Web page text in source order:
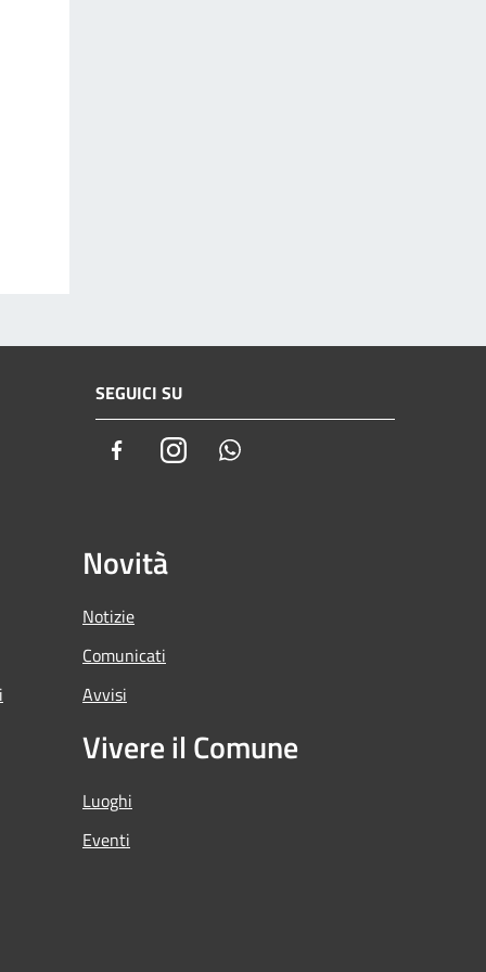
SEGUICI SU
FacebookInstagram
Novità
Notizie
Comunicati
Avvisi
Vivere il Comune
Luoghi
Eventi